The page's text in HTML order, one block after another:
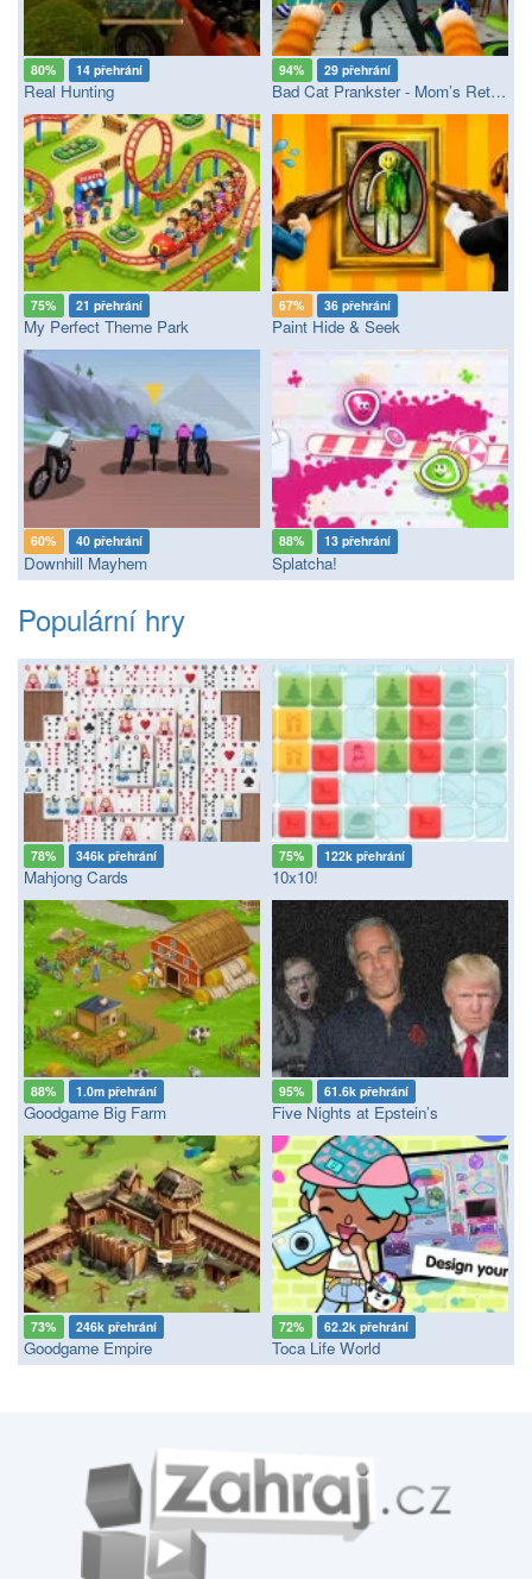
80% 14 přehrání
Real Hunting
94% 29 přehrání
Bad Cat Prankster - Mom’s Return
75% 21 přehrání
My Perfect Theme Park
67% 36 přehrání
Paint Hide & Seek
60% 40 přehrání
Downhill Mayhem
88% 13 přehrání
Splatcha!
Populární hry
78% 346k přehrání
Mahjong Cards
75% 122k přehrání
10x10!
88% 1.0m přehrání
Goodgame Big Farm
95% 61.6k přehrání
Five Nights at Epstein’s
73% 246k přehrání
Goodgame Empire
72% 62.2k přehrání
Toca Life World